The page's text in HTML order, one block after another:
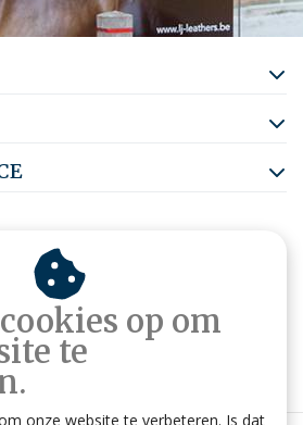
om op de hoogte te blijven.
op om
te
onze website te verbeteren. Is dat